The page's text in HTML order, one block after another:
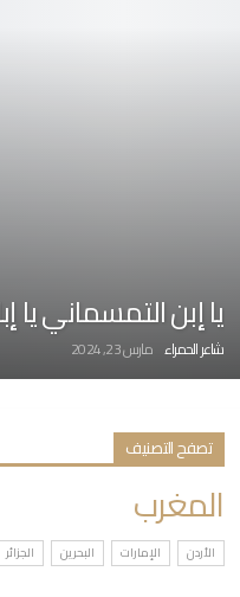
يا إبن التمسماني يا
شاعر الحمراء مارس 23, 2024
تصفح التصنيف
المغرب
الأردن الإمارات البحرين الجزائر